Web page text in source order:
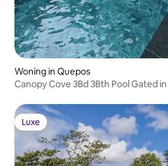
Woning in Quepos
Canopy Cove 3Bd 3Bth Pool Gated
Luxe
Luxe